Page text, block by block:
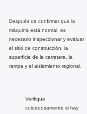
Después de confirmar que la
máquina está normal, es
necesario inspeccionar y evaluar
el sitio de construcción, la
superficie de la carretera, la
rampa y el aislamiento regional.
Verifique
cuidadosamente si hay